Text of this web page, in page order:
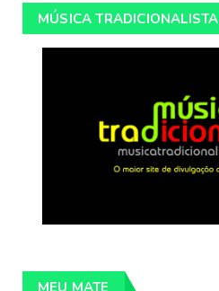
MÚSICA TRADICIONALISTA
MEU MATE